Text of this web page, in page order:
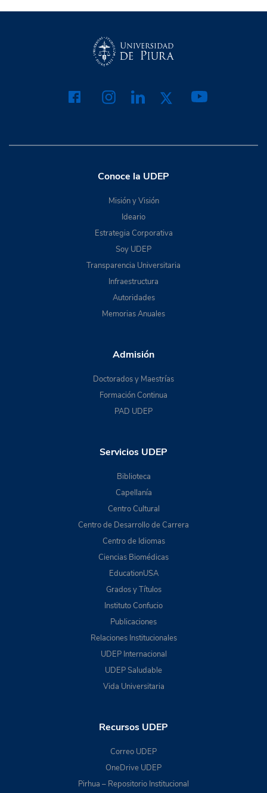
Conoce la UDEP
Misión y Visión
Ideario
Estrategia Corporativa
Soy UDEP
Transparencia Universitaria
Infraestructura
Autoridades
Memorias Anuales
Admisión
Doctorados y Maestrías
Formación Continua
PAD UDEP
Servicios UDEP
Biblioteca
Capellanía
Centro Cultural
Centro de Desarrollo de Carrera
Centro de Idiomas
Ciencias Biomédicas
EducationUSA
Grados y Títulos
Instituto Confucio
Publicaciones
Relaciones Institucionales
UDEP Internacional
UDEP Saludable
Vida Universitaria
Recursos UDEP
Correo UDEP
OneDrive UDEP
Pirhua – Repositorio Institucional